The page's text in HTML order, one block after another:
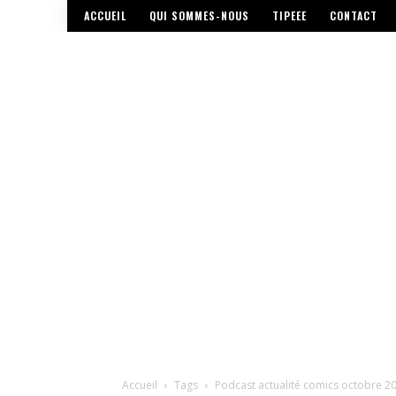
ACCUEIL QUI SOMMES-NOUS TIPEEE CONTACT
Accueil Tags Podcast actualité comics octobre